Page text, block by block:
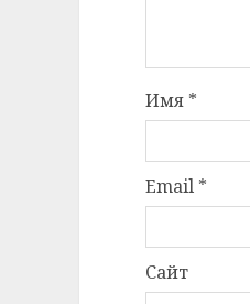
Имя *
Email *
Сайт